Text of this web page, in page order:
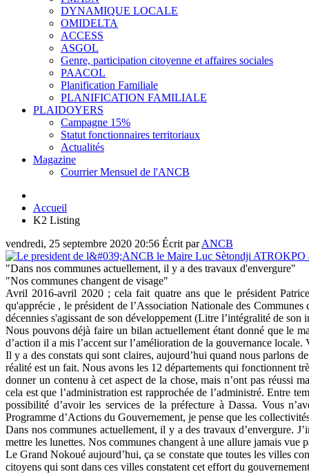
DYNAMIQUE LOCALE
OMIDELTA
ACCESS
ASGOL
Genre, participation citoyenne et affaires sociales
PAACOL
Planification Familiale
PLANIFICATION FAMILIALE
PLAIDOYERS
Campagne 15%
Statut fonctionnaires territoriaux
Actualités
Magazine
Courrier Mensuel de l'ANCB
Accueil
K2 Listing
vendredi, 25 septembre 2020 20:56 Écrit parANCB
"Dans nos communes actuellement, il y a des travaux d'envergure"
"Nos communes changent de visage"
Avril 2016-avril 2020 ; cela fait quatre ans que le président
qu'apprécie , le président de l’Association Nationale des
décennies s'agissant de son développement (Litre l’intégralité de son
Nous pouvons déjà faire un bilan actuellement étant donné que le
d’action il a mis l’accent sur l’amélioration de la gouvernance
Il y a des constats qui sont claires, aujourd’hui quand nous parlons
réalité est un fait. Nous avons les 12 départements qui fonctionnent
donner un contenu à cet aspect de la chose, mais n’ont pas réussi
cela est que l’administration est rapprochée de l’administré. Entre
possibilité d’avoir les services de la préfecture à Dassa. Vous
Programme d’Actions du Gouvernement, je pense que les
Dans nos communes actuellement, il y a des travaux d’envergure.
mettre les lunettes. Nos communes changent à une allure jamais
Le Grand Nokoué aujourd’hui, ça se constate que toutes les villes
citoyens qui sont dans ces villes constatent cet effort du